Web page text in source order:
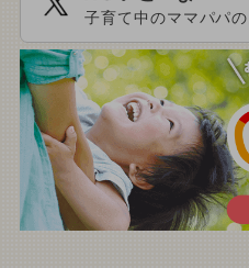
子育て中のママパパ